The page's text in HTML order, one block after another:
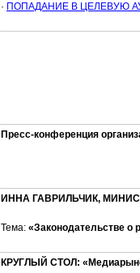
· ПОПАДАНИЕ В ЦЕЛЕВУЮ
Пресс-конференция
ИННА ГАВРИЛЬЧИК, М
Тема: «Законодательстве о
КРУГЛЫЙ СТОЛ: «